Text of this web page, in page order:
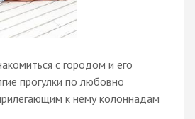
с городом и его
прогулки по любовно
к нему колоннадам